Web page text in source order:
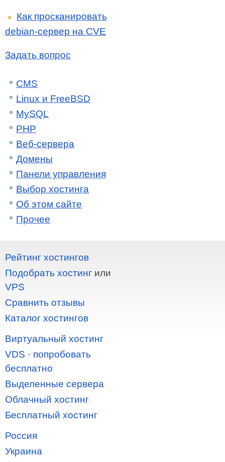
★
Как просканировать
debian-сервер на CVE
Задать вопрос
CMS
Linux и FreeBSD
MySQL
PHP
Веб-сервера
Домены
Панели управления
Выбор хостинга
Об этом сайте
Прочее
Рейтинг хостингов
Подобрать хостинг или
VPS
Сравнить отзывы
Каталог хостингов
Виртуальный хостинг
VDS · попробовать
бесплатно
Выделенные сервера
Облачный хостинг
Бесплатный хостинг
Россия
Украина